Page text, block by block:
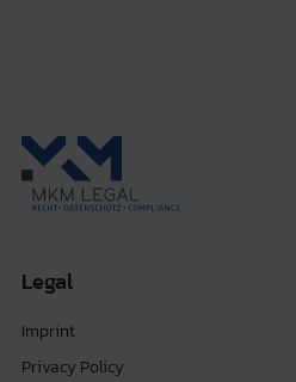
Legal
Imprint
Privacy Policy